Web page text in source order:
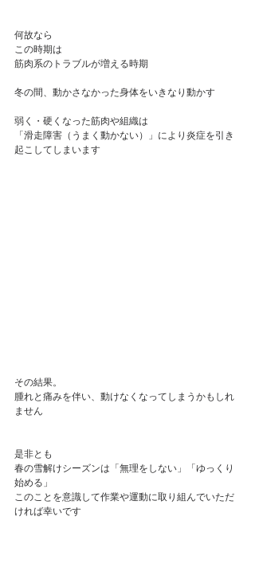
何故なら
この時期は
筋肉系のトラブルが増える時期
冬の間、動かさなかった身体をいきなり動かす
弱く・硬くなった筋肉や組織は
「滑走障害（うまく動かない）」により炎症を引き
起こしてしまいます
その結果。
腫れと痛みを伴い、動けなくなってしまうかもしれ
ません
是非とも
春の雪解けシーズンは「無理をしない」「ゆっくり
始める」
このことを意識して作業や運動に取り組んでいただ
ければ幸いです